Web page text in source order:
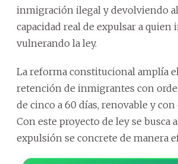
inmigración ilegal y devolviendo
capacidad real de expulsar a quien
vulnerando la ley.
La reforma constitucional amplía
retención de inmigrantes con
de cinco a 60 días, renovable y
Con este proyecto de ley se busca
expulsión se concrete de manera